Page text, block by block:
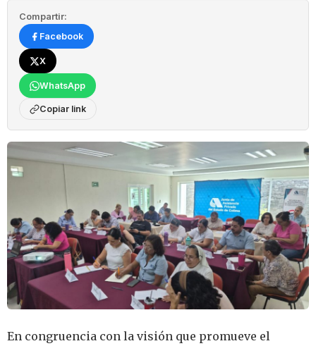
Compartir:
Facebook
X
WhatsApp
Copiar link
En congruencia con la visión que promueve el